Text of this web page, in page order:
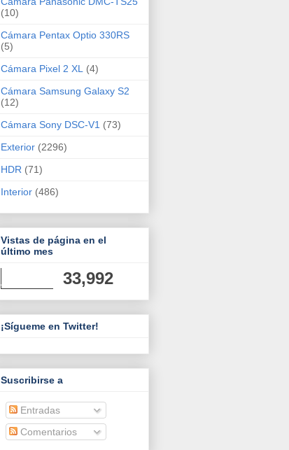
(10)
Cámara Pentax Optio 330RS
(5)
Cámara Pixel 2 XL
(4)
Cámara Samsung Galaxy S2
(12)
Cámara Sony DSC-V1 (73)
Exterior (2296)
HDR (71)
Interior (486)
Vistas de página en el
último mes
33,992
¡Sígueme en Twitter!
Suscribirse a
Entradas
Comentarios